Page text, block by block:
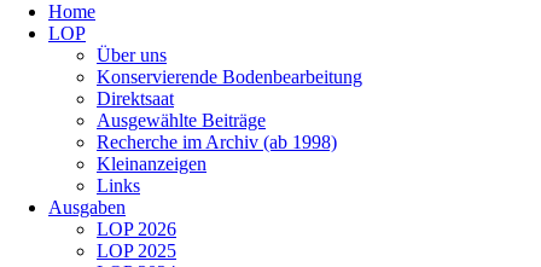
überspringen
Home
LOP
Über uns
Konservierende Bodenbearbeitung
Direktsaat
Ausgewählte Beiträge
Recherche im Archiv (ab 1998)
Kleinanzeigen
Links
Ausgaben
LOP 2026
LOP 2025